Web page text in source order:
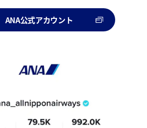
ANA公式アカウント